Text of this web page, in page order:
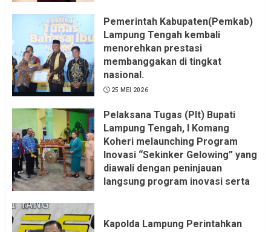
Pemerintah Kabupaten(Pemkab)
Lampung Tengah kembali
menorehkan prestasi
membanggakan di tingkat
nasional.
25 MEI 2026
Pelaksana Tugas (Plt) Bupati
Lampung Tengah, I Komang
Koheri melaunching Program
Inovasi “Sekinker Gelowing” yang
diawali dengan peninjauan
langsung program inovasi serta
Bandar Jaya Barat, Kecamatan
Kapolda Lampung Perintahkan